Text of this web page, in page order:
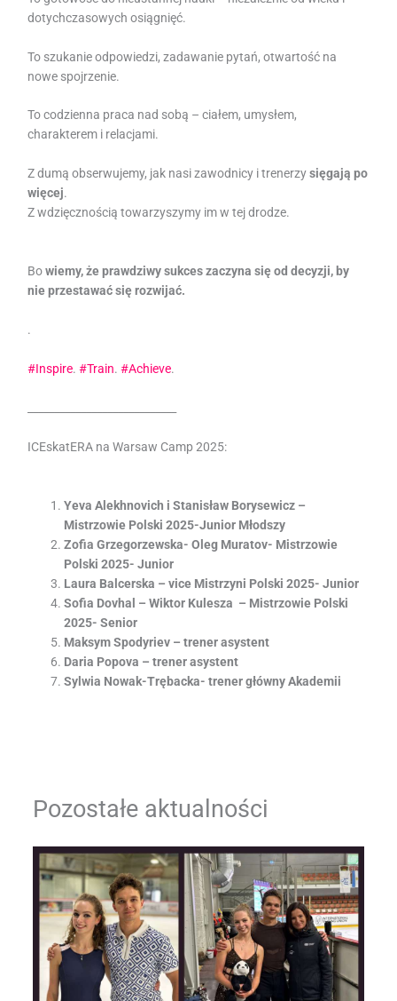
dotychczasowych osiągnięć.
To szukanie odpowiedzi, zadawanie pytań, otwartość na
nowe spojrzenie.
To codzienna praca nad sobą – ciałem, umysłem,
charakterem i relacjami.
Z dumą obserwujemy, jak nasi zawodnicy i trenerzysięgają po
więcej.
Z wdzięcznością towarzyszymy im w tej drodze.
Bowiemy, że prawdziwy sukces zaczyna się od decyzji, by
nie przestawać się rozwijać.
.
#Inspire.#Train.#Achieve.
ICEskatERA na Warsaw Camp 2025:
Yeva Alekhnovich i Stanisław Borysewicz –
Mistrzowie Polski 2025-Junior Młodszy
Zofia Grzegorzewska- Oleg Muratov- Mistrzowie
Polski 2025- Junior
Laura Balcerska – vice Mistrzyni Polski 2025- Junior
Sofia Dovhal – Wiktor Kulesza – Mistrzowie Polski
2025- Senior
Maksym Spodyriev – trener asystent
Daria Popova – trener asystent
Sylwia Nowak-Trębacka- trener główny Akademii
Pozostałe aktualności